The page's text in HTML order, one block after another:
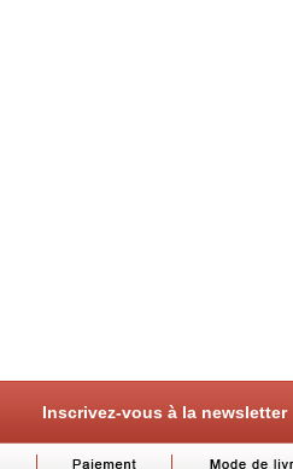
Inscrivez-vous à la newsletter